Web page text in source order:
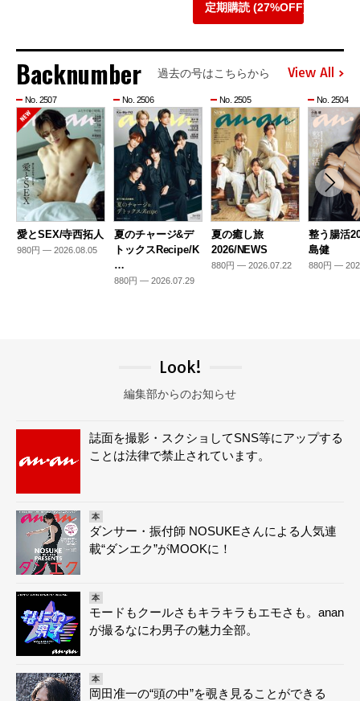
定期購読 (27%OFF)
Backnumber 過去の号はこちらから View All
No. 2507
愛とSEX/寺西拓人
980円 — 2026.08.05
No. 2506
夏のチャージ&デ
トックスRecipe/K
…
880円 — 2026.07.29
No. 2505
夏の癒し旅
2026/NEWS
880円 — 2026.07.22
No. 2504
整う腸活
島健
880円 —
Look!
編集部からのお知らせ
誌面を撮影・スクショしてSNS等にアップする
ことは法律で禁止されています。
本
ダンサー・振付師 NOSUKEさんによる人気連
載“ダンエク”がMOOKに！
本
モードもクールさもキラキラもエモさも。anan
が撮るなにわ男子の魅力全部。
本
岡田准一の“頭の中”を覗き見ることができる